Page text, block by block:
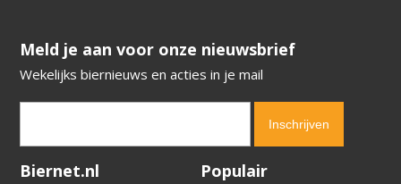
​​​​​​​Meld je aan voor onze nieuwsbrief
Wekelijks biernieuws en acties in je mail
Verification code:
Biernet.nl Populair